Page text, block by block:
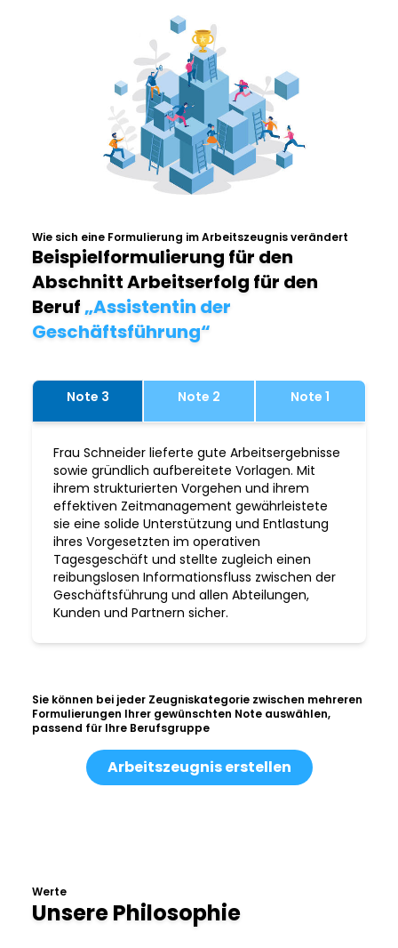
Wie sich eine Formulierung im Arbeitszeugnis verändert
Beispielformulierung für den
Abschnitt Arbeitserfolg für den
Beruf„Assistentin der
Geschäftsführung“
Note 3 Note 2 Note 1
Frau Schneider lieferte gute Arbeitsergebnisse
sowie gründlich aufbereitete Vorlagen. Mit
ihrem strukturierten Vorgehen und ihrem
effektiven Zeitmanagement gewährleistete
sie eine solide Unterstützung und Entlastung
ihres Vorgesetzten im operativen
Tagesgeschäft und stellte zugleich einen
reibungslosen Informationsfluss zwischen der
Geschäftsführung und allen Abteilungen,
Kunden und Partnern sicher.
Sie können bei jeder Zeugniskategorie zwischen mehreren
Formulierungen Ihrer gewünschten Note auswählen,
passend für Ihre Berufsgruppe
Arbeitszeugnis erstellen
Werte
Unsere Philosophie